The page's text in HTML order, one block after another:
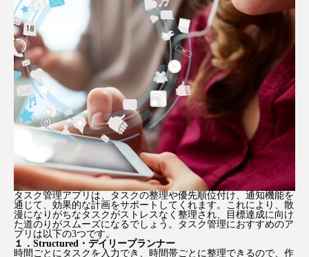
タスク管理アプリは、タスクの整理や優先順位付け、通知機能を
通じて、効果的な計画をサポートしてくれます。これにより、散
漫になりがちなタスクがストレスなく整理され、目標達成に向け
た道のりがスムーズになるでしょう。タスク管理におすすめのア
プリは以下の3つです。
１．Structured・デイリープランナー
時間ごとにタスクを入力でき、時間帯ごとに整理できるので、作